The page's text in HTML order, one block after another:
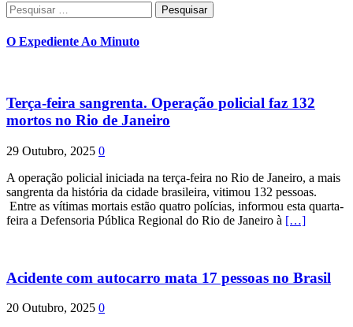
Pesquisar
por:
O Expediente Ao Minuto
Terça-feira sangrenta. Operação policial faz 132
mortos no Rio de Janeiro
29 Outubro, 2025 0
A operação policial iniciada na terça-feira no Rio de Janeiro, a mais
sangrenta da história da cidade brasileira, vitimou 132 pessoas.
Entre as vítimas mortais estão quatro polícias, informou esta quarta-
feira a Defensoria Pública Regional do Rio de Janeiro à […]
Acidente com autocarro mata 17 pessoas no Brasil
20 Outubro, 2025 0